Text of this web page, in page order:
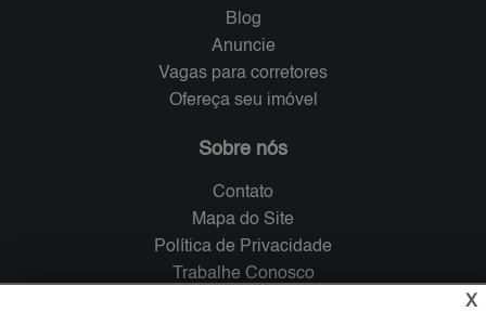
Blog
Anuncie
Vagas para corretores
Ofereça seu imóvel
Sobre nós
Contato
Mapa do Site
Política de Privacidade
Trabalhe Conosco
X